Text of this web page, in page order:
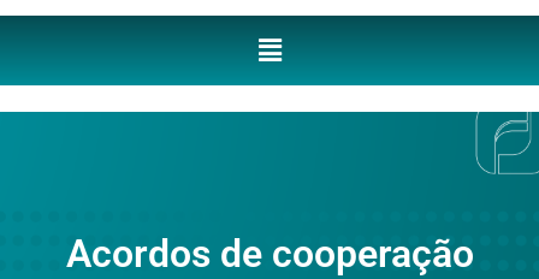
Acordos de cooperação